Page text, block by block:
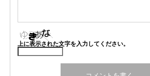
上に表示された文字を入力してください。